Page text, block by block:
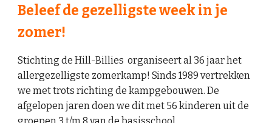
Beleef de gezelligste week in je
zomer!
Stichting de Hill-Billies organiseert al 36 jaar het
allergezelligste zomerkamp! Sinds 1989 vertrekken
we met trots richting de kampgebouwen. De
afgelopen jaren doen we dit met 56 kinderen uit de